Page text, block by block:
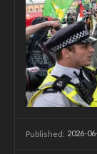
Published: 2026-